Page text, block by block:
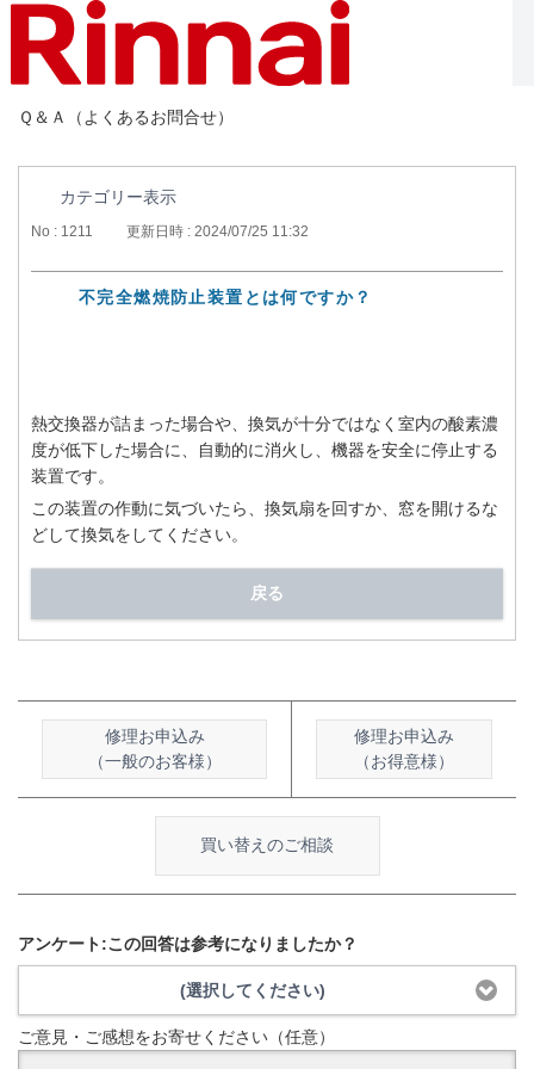
Ｑ＆Ａ（よくあるお問合せ）
カテゴリー表示
No : 1211 更新日時 : 2024/07/25 11:32
不完全燃焼防止装置とは何ですか？
熱交換器が詰まった場合や、換気が十分ではなく室内の酸素濃
度が低下した場合に、自動的に消火し、機器を安全に停止する
装置です。
この装置の作動に気づいたら、換気扇を回すか、窓を開けるな
どして換気をしてください。
戻る
修理お申込み
（一般のお客様）
修理お申込み
（お得意様）
買い替えのご相談
アンケート:この回答は参考になりましたか？
(選択してください)
ご意見・ご感想をお寄せください（任意）